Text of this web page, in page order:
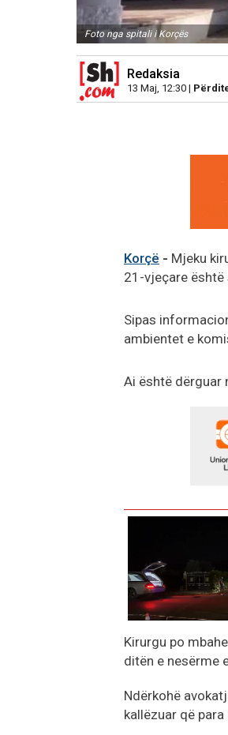
Foto nga spitali i Korçës
Redaksia
13 Maj, 12:30 |
Korçë - Mjeku
21-vjeçare është
Sipas
ambientet e
Ai është dërguar
Kirurgu po
ditën e nesërme
Ndërkohë
kallëzuar që